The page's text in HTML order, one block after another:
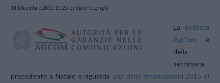
31 Dicembre 2015 15:25 by Valerio Longhi
La delibera
AgCom è
della
settimana
precedente a Natale e riguarda una delle rimodulazioni 2015 di